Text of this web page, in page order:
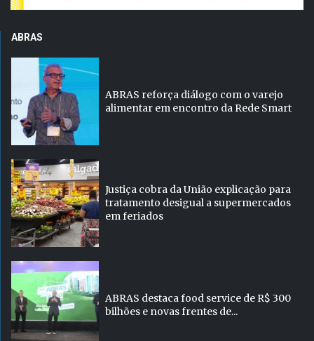
ABRAS
ABRAS reforça diálogo com o varejo
alimentar em encontro da Rede Smart
Justiça cobra da União explicação para
tratamento desigual a supermercados
em feriados
ABRAS destaca food service de R$ 300
bilhões e novas frentes de...